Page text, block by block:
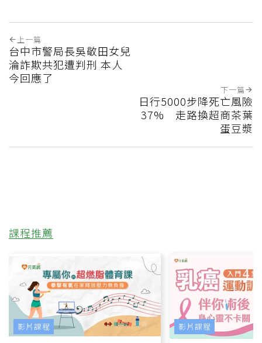
上一篇
台中市警局長吳敬田女兒
淪詐欺共犯遭判刑 本人
今回應了
下一篇
日行5000步降死亡風險
37% 走路換超商茶葉
蛋豆漿
課程推薦
影片課程 影片課程